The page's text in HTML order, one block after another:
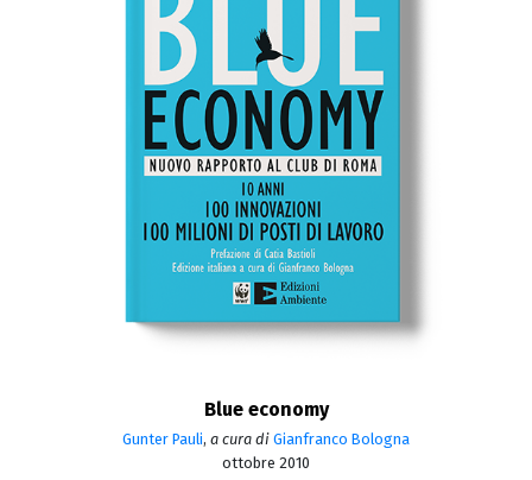
Blue economy
Gunter Pauli, a cura di Gianfranco Bologna
ottobre 2010